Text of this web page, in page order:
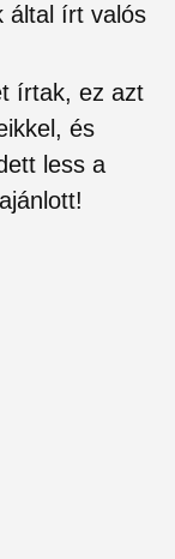
által írt valós
írtak, ez azt
és
less a